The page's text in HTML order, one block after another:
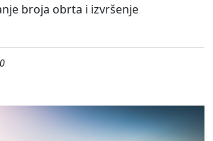
broja obrta i izvršenje